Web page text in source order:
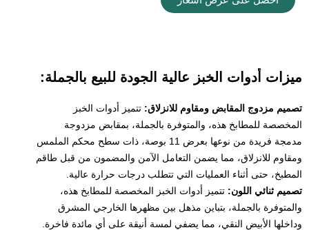
ميزات أدوات الخبز عالية الجودة للبيع بالجملة:
تصميم مزدوج المقابض ومقاوم للانزلاق: تتميز أدوات الخبز
المخصصة للمطابخ هذه، والمتوفرة بالجملة، بمقابض مزدوجة
مدمجة فريدة من نوعها بعرض 11 بوصة، ذات سطح محكم الملمس
ومقاوم للانزلاق، مما يضمن التعامل الآمن والمضمون من قبل طاقم
المطبخ، حتى أثناء العمليات التي تتطلب درجات حرارة عالية.
تصميم ثنائي اللون: تتميز أدوات الخبز المخصصة للمطابخ هذه،
والمتوفرة بالجملة، بتباين مذهل بين مظهرها الخارجي المشرق
وداخلها الأبيض النقي، مما يضفي لمسة أنيقة على أي مائدة فاخرة.